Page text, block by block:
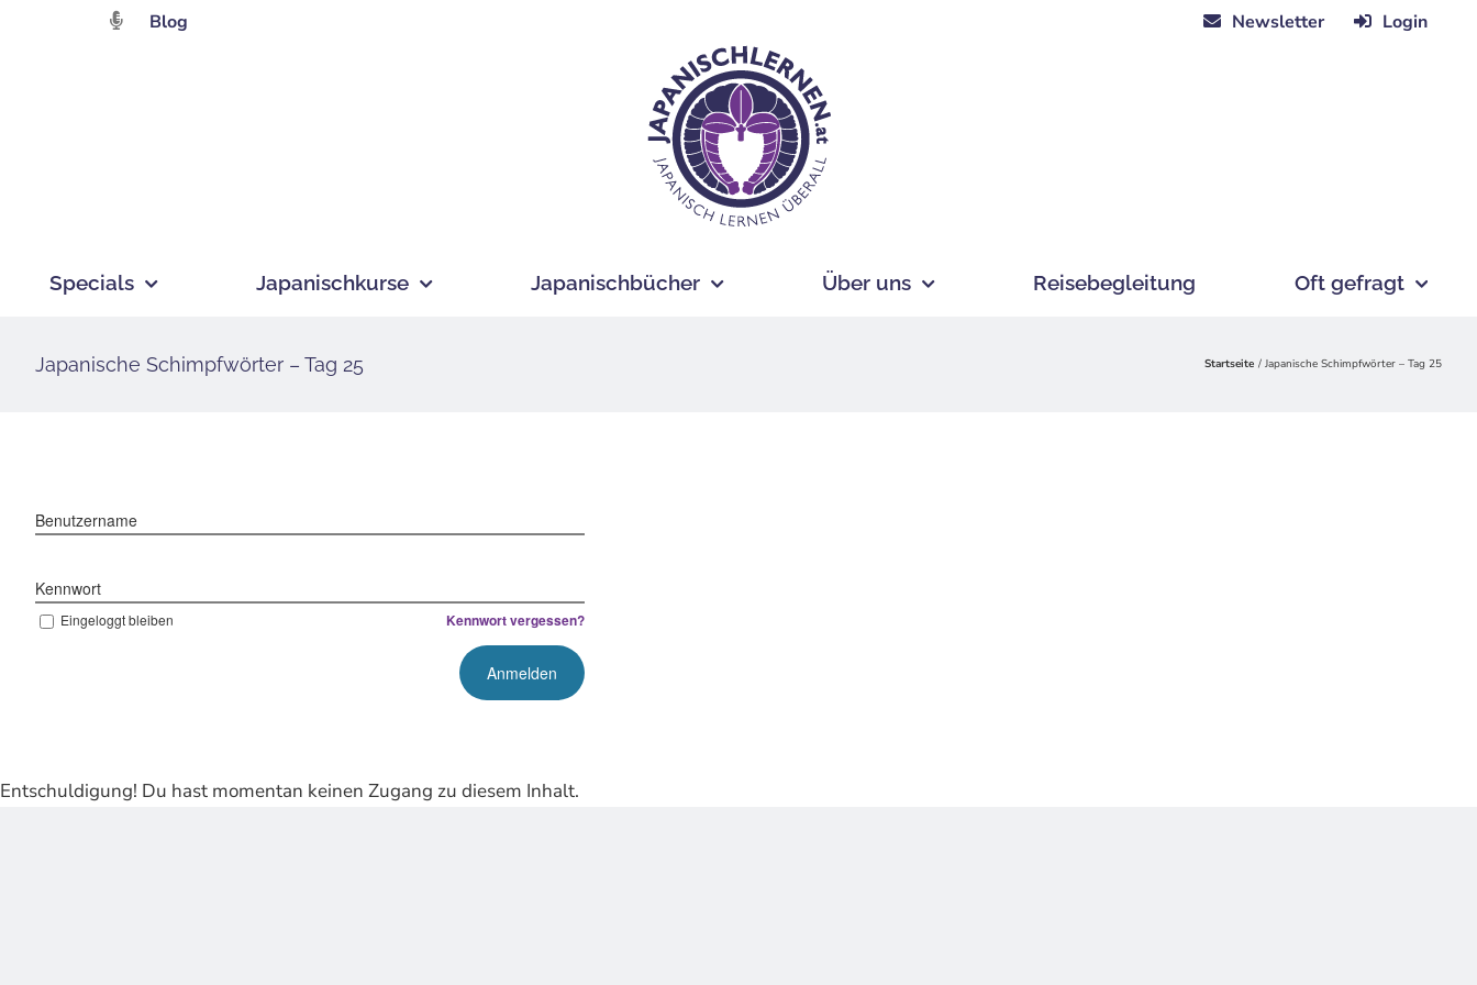
Blog Newsletter Login
Specials Japanischkurse Japanischbücher Über uns Reisebegleitung Oft gefragt
Japanische Schimpfwörter – Tag 25 Startseite Japanische Schimpfwörter – Tag 25
Benutzername
Kennwort
Eingeloggt bleiben Kennwort vergessen?
Entschuldigung! Du hast momentan keinen Zugang zu diesem Inhalt.